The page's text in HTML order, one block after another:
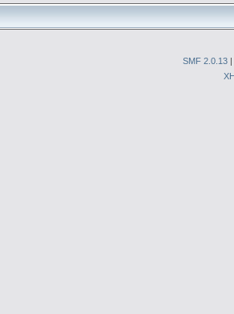
SMF 2.0.13|